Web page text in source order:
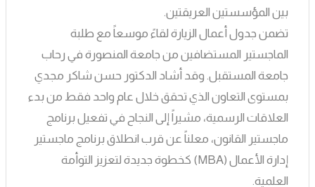
بين المؤسستين العريقتين.
تضمن جدول أعمال الزيارة لقاءً موسعاً مع طلبة
الماجستير المستضافين من جامعة المنصورة في رحاب
جامعة المستقبل. وقد أشاد الدكتور حسن شاكر مجدي
بمستوى التعاون الذي تحقق خلال عام واحد فقط من بدء
العلاقات الرسمية، مشيراً إلى النجاح في تفعيل برنامج
ماجستير القانون، معلناً عن قرب انطلاق برنامج ماجستير
إدارة الأعمال (MBA) كخطوة جديدة لتعزيز التوأمة
العلمية.